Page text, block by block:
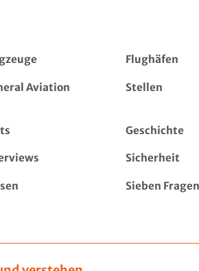
Flughäfen
Aviation Stellen
Geschichte
Sicherheit
Sieben